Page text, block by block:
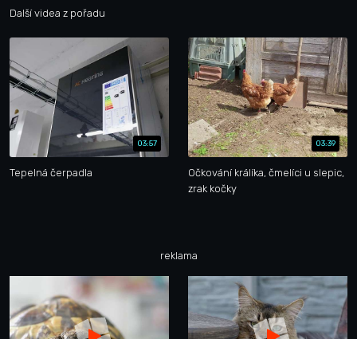
Další videa z pořadu
03:57
Tepelná čerpadla
03:39
Očkování králíka, čmelíci u slepic,
zrak kočky
reklama